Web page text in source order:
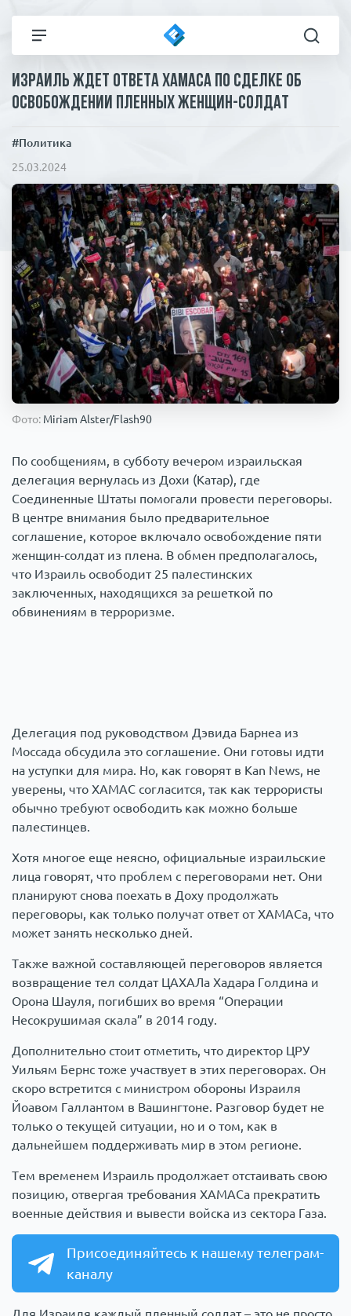
Все новости
Экономика
Общество
Коронавирус
Происшествия
Армия
Технологии
Пресса
Статьи
ЧП И КРИМИНАЛ
1000 мелочей
Израиль ждет ответа ХАМАСа по сделке об
освобождении пленных женщин-солдат
#Политика
25.03.2024
Фото: Miriam Alster/Flash90
По сообщениям, в субботу вечером израильская
делегация вернулась из Дохи (Катар), где
Соединенные Штаты помогали провести переговоры.
В центре внимания было предварительное
соглашение, которое включало освобождение пяти
женщин-солдат из плена. В обмен предполагалось,
что Израиль освободит 25 палестинских
заключенных, находящихся за решеткой по
обвинениям в терроризме.
Делегация под руководством Дэвида Барнеа из
Моссада обсудила это соглашение. Они готовы идти
на уступки для мира. Но, как говорят в Kan News, не
уверены, что ХАМАС согласится, так как террористы
обычно требуют освободить как можно больше
палестинцев.
Хотя многое еще неясно, официальные израильские
лица говорят, что проблем с переговорами нет. Они
планируют снова поехать в Доху продолжать
переговоры, как только получат ответ от ХАМАСа, что
может занять несколько дней.
Также важной составляющей переговоров является
возвращение тел солдат ЦАХАЛа Хадара Голдина и
Орона Шауля, погибших во время “Операции
Несокрушимая скала” в 2014 году.
Дополнительно стоит отметить, что директор ЦРУ
Уильям Бернс тоже участвует в этих переговорах. Он
скоро встретится с министром обороны Израиля
Йоавом Галлантом в Вашингтоне. Разговор будет не
только о текущей ситуации, но и о том, как в
дальнейшем поддерживать мир в этом регионе.
Тем временем Израиль продолжает отстаивать свою
позицию, отвергая требования ХАМАСа прекратить
военные действия и вывести войска из сектора Газа.
Присоединяйтесь к нашему телеграм-
каналу